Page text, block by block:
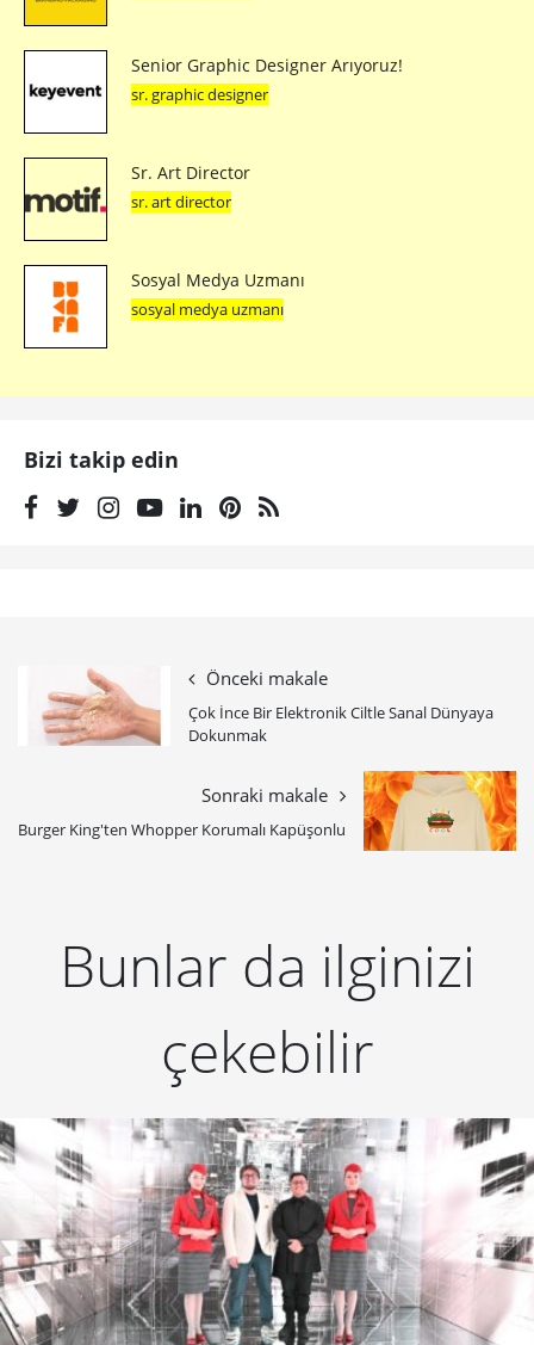
Senior Graphic Designer Arıyoruz!
sr. graphic designer
Sr. Art Director
sr. art director
Sosyal Medya Uzmanı
sosyal medya uzmanı
Bizi takip edin
Önceki makale
Çok İnce Bir Elektronik Ciltle Sanal Dünyaya
Dokunmak
Sonraki makale
Burger King'ten Whopper Korumalı Kapüşonlu
Bunlar da ilginizi
çekebilir